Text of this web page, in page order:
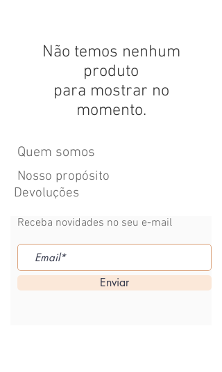
Não temos nenhum
produto
para mostrar no
momento.
Quem somos
Nosso propósito
Devoluções
Receba novidades no seu e-mail
Enviar